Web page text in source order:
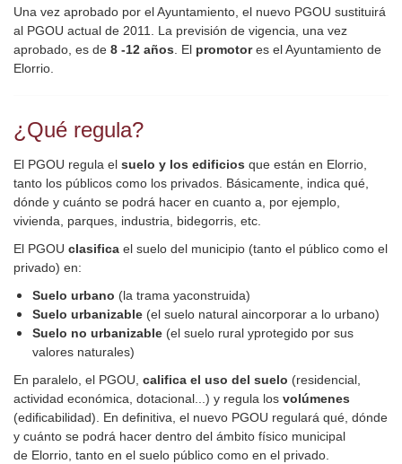
Una vez aprobado por el Ayuntamiento, el nuevo PGOU sustituirá
al PGOU actual de 2011. La previsión de vigencia, una vez
aprobado, es de 8 -12 años . El promotores el Ayuntamiento de
Elorrio.
¿Qué regula?
El PGOU regula el suelo y los edificios que están en Elorrio,
tanto los públicos como los privados. Básicamente, indica qué,
dónde y cuánto se podrá hacer en cuanto a, por ejemplo,
vivienda, parques, industria, bidegorris, etc.
El PGOU clasifica el suelo del municipio (tanto el público como el
privado) en:
Suelo urbano (la trama yaconstruida)
Suelo urbanizable (el suelo natural aincorporar a lo urbano)
Suelo no urbanizable (el suelo rural yprotegido por sus
valores naturales)
En paralelo, el PGOU, califica el uso del suelo (residencial,
actividad económica, dotacional...) y regula los volúmenes
(edificabilidad). En definitiva, el nuevo PGOU regulará qué, dónde
y cuánto se podrá hacer dentro del ámbito físico municipal
de Elorrio, tanto en el suelo público como en el privado.